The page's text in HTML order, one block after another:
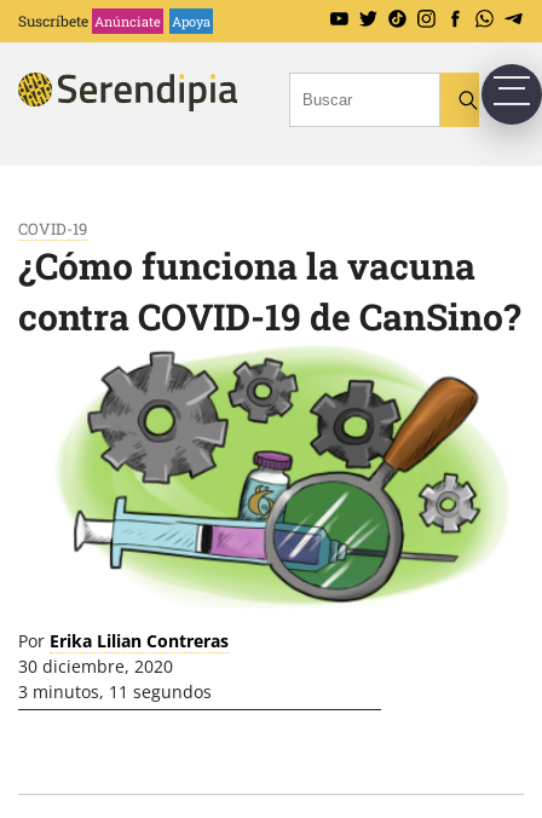
Suscríbete Anúnciate Apoya
COVID-19
¿Cómo funciona la vacuna
contra COVID-19 de CanSino?
Por Erika Lilian Contreras
30 diciembre, 2020
3 minutos, 11 segundos